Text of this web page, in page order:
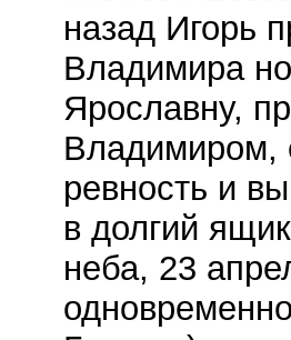
назад Игорь
Владимира
Ярославну,
Владимиром,
ревность и
в долгий
неба, 23